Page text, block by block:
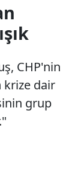
CHP'nin
krize dair
grup